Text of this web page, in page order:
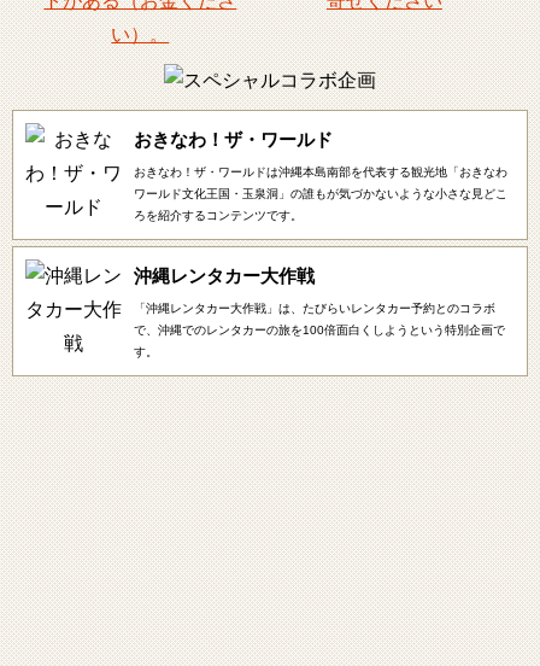
おきなわ！ザ・ワールド
おきなわ！ザ・ワールドは沖縄本島南部を代表する観光地「おきなわ
ワールド文化王国・玉泉洞」の誰もが気づかないような小さな見どこ
ろを紹介するコンテンツです。
沖縄レンタカー大作戦
「沖縄レンタカー大作戦」は、たびらいレンタカー予約とのコラボ
で、沖縄でのレンタカーの旅を100倍面白くしようという特別企画で
す。